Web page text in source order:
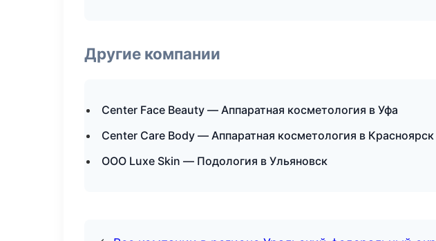
Другие компании
Center Face Beauty — Аппаратная косметология в Уфа
Center Care Body — Аппаратная косметология в Красноярск
ООО Luxe Skin — Подология в Ульяновск